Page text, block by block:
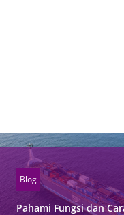
Blog
Pahami Fungsi dan